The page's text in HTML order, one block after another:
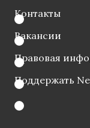
Контакты
Вакансии
Правовая
Поддержать